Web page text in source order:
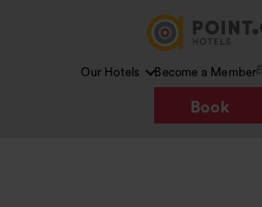
Our Hotels Become a Member
Book